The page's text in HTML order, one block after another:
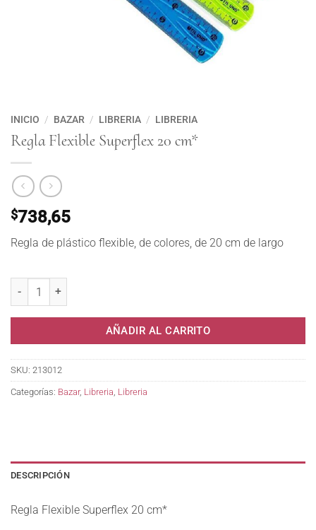
INICIO / BAZAR / LIBRERIA / LIBRERIA
Regla Flexible Superflex 20 cm*
$738,65
Regla de plástico flexible, de colores, de 20 cm de largo
AÑADIR AL CARRITO
SKU: 213012
Categorías: Bazar, Libreria Libreria
DESCRIPCIÓN
Regla Flexible Superflex 20 cm*